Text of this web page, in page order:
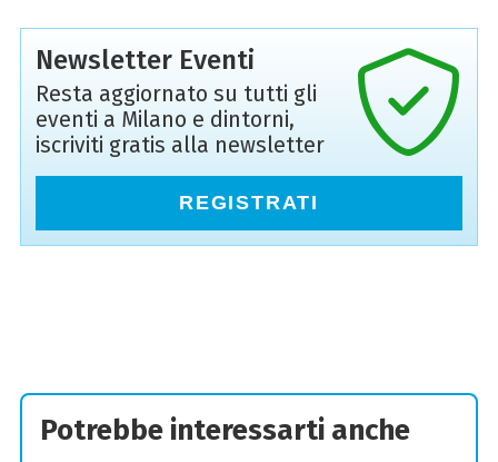
Newsletter Eventi
Resta aggiornato su tutti gli
eventi a Milano e dintorni,
iscriviti gratis alla newsletter
REGISTRATI
Potrebbe interessarti anche